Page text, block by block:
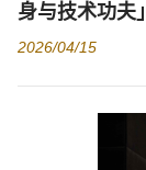
身与技术功夫」
2026/04/15